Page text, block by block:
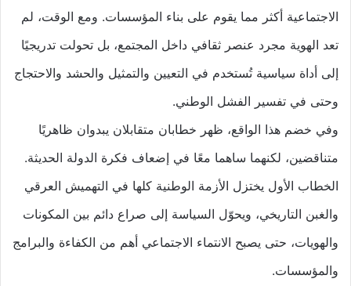
الاجتماعية أكثر مما يقوم على بناء المؤسسات. ومع الوقت، لم
تعد الهوية مجرد عنصر ثقافي داخل المجتمع، بل تحولت تدريجيًا
إلى أداة سياسية تُستخدم في التعيين والتمثيل والحشد والاحتجاج
وحتى في تفسير الفشل الوطني.
وفي خضم هذا الواقع، ظهر خطابان متقابلان يبدوان ظاهريًا
متناقضين، لكنهما ساهما معًا في إضعاف فكرة الدولة الحديثة.
الخطاب الأول يختزل الأزمة الوطنية كلها في التهميش العرقي
والغبن التاريخي، ويحوّل السياسة إلى صراع دائم بين المكونات
والهويات، حتى يصبح الانتماء الاجتماعي أهم من الكفاءة والبرامج
والمؤسسات.